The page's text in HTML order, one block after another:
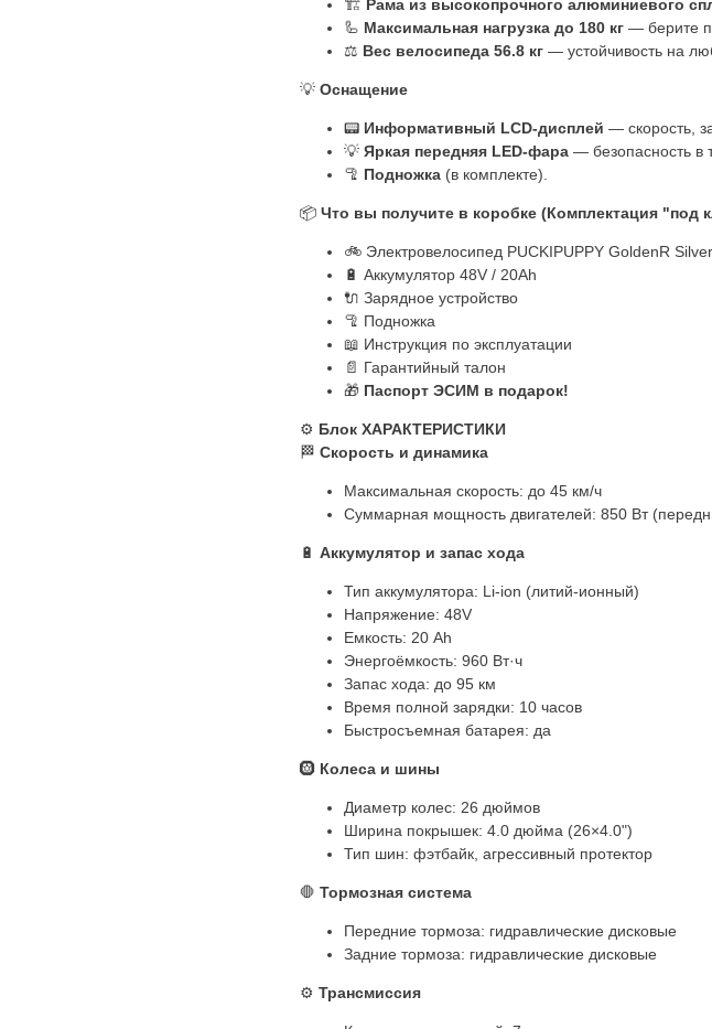
🏗 Рама из высокопрочного алюминиевого
🦾 Максимальная нагрузка до 180 кг — берите
⚖️ Вес велосипеда 56.8 кг — устойчивость на
💡 Оснащение
📟 Информативный LCD-дисплей — скорость,
💡 Яркая передняя LED-фара — безопасность в
🦿 Подножка (в комплекте).
📦 Что вы получите в коробке (Комплектация "под
🚲 Электровелосипед PUCKIPUPPY GoldenR
🔋 Аккумулятор 48V / 20Ah
🔌 Зарядное устройство
🦿 Подножка
📖 Инструкция по эксплуатации
📄 Гарантийный талон
🎁 Паспорт ЭСИМ в подарок!
⚙️ Блок ХАРАКТЕРИСТИКИ
🏁 Скорость и динамика
Максимальная скорость: до 45 км/ч
Суммарная мощность двигателей: 850 Вт
🔋 Аккумулятор и запас хода
Тип аккумулятора: Li-ion (литий-ионный)
Напряжение: 48V
Емкость: 20 Ah
Энергоёмкость: 960 Вт·ч
Запас хода: до 95 км
Время полной зарядки: 10 часов
Быстросъемная батарея: да
🛞 Колеса и шины
Диаметр колес: 26 дюймов
Ширина покрышек: 4.0 дюйма (26×4.0")
Тип шин: фэтбайк, агрессивный протектор
🛑 Тормозная система
Передние тормоза: гидравлические дисковые
Задние тормоза: гидравлические дисковые
⚙️ Трансмиссия